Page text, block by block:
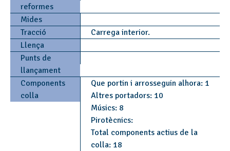
reformes
Mides
Tracció
Carrega interior.
Llença
Punts de
llançament
Components
colla
Que portin i arrosseguin alhora: 1
Altres portadors: 10
Músics: 8
Pirotècnics:
Total components actius de la
colla: 18